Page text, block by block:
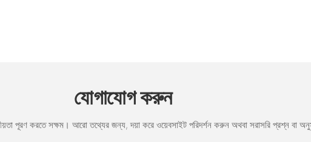
যোগাযোগ করুন
পূরণ করতে সক্ষম। আরো তথ্যের জন্য, দয়া করে ওয়েবসাইট পরিদর্শন করুন অথবা সরাসরি প্রশ্ন বা